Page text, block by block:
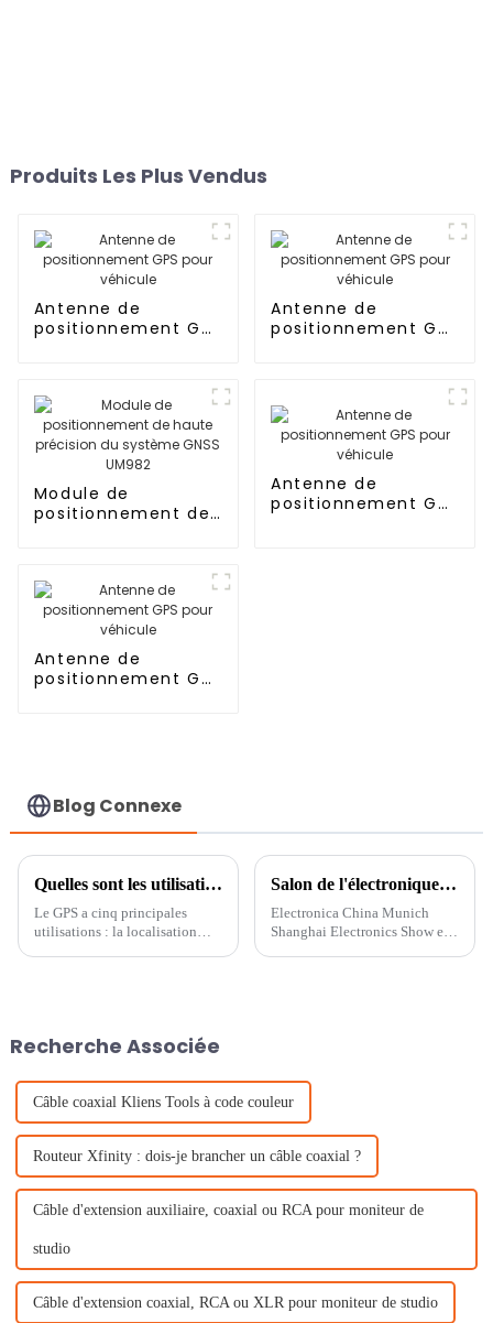
Produits Les Plus Vendus
Antenne de
positionnement GPS
Antenne de
positionnement GPS
Module de
positionnement de
Antenne de
positionnement GPS
Antenne de
positionnement GPS
Blog Connexe
Quelles sont les utilisations du récepteur GPS ?
Le GPS a cinq principales
utilisations : la localisation
Salon de l'électronique de Munich et de Shanghai
Electronica China Munich
Shanghai Electronics Show est
Recherche Associée
Câble coaxial Kliens Tools à code couleur
Routeur Xfinity : dois-je brancher un câble coaxial ?
Câble d'extension auxiliaire, coaxial ou RCA pour moniteur de
studio
Câble d'extension coaxial, RCA ou XLR pour moniteur de studio